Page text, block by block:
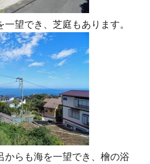
一望でき、芝庭もあります。
からも海を一望でき、檜の浴